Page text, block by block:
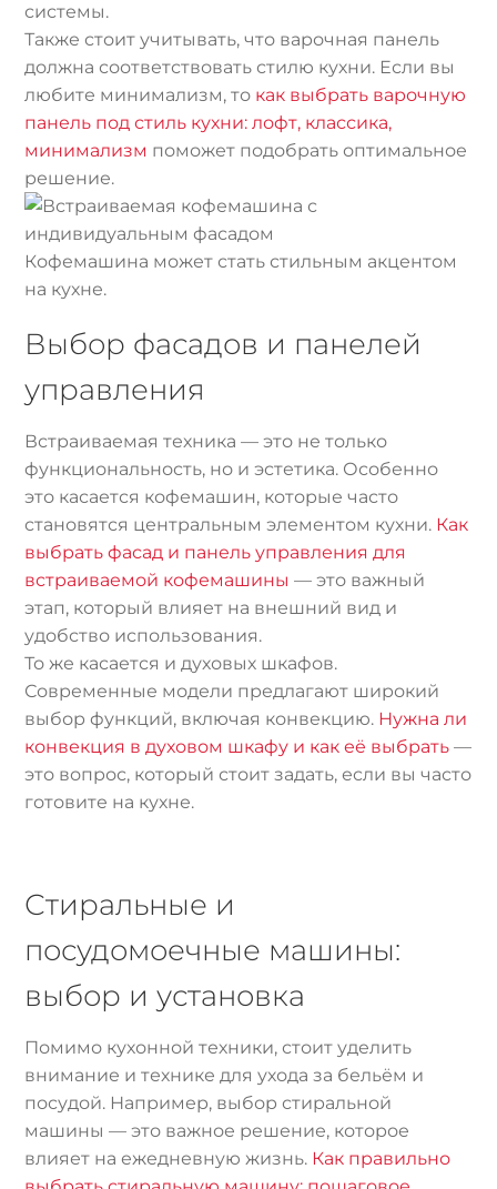
системы.
Также стоит учитывать, что варочная панель
должна соответствовать стилю кухни. Если вы
любите минимализм, то как выбрать варочную
панель под стиль кухни: лофт, классика,
минимализм поможет подобрать оптимальное
решение.
Кофемашина может стать стильным акцентом
на кухне.
Выбор фасадов и панелей
управления
Встраиваемая техника — это не только
функциональность, но и эстетика. Особенно
это касается кофемашин, которые часто
становятся центральным элементом кухни. Как
выбрать фасад и панель управления для
встраиваемой кофемашины — это важный
этап, который влияет на внешний вид и
удобство использования.
То же касается и духовых шкафов.
Современные модели предлагают широкий
выбор функций, включая конвекцию. Нужна ли
конвекция в духовом шкафу и как её выбрать —
это вопрос, который стоит задать, если вы часто
готовите на кухне.
Стиральные и
посудомоечные машины:
выбор и установка
Помимо кухонной техники, стоит уделить
внимание и технике для ухода за бельём и
посудой. Например, выбор стиральной
машины — это важное решение, которое
влияет на ежедневную жизнь. Как правильно